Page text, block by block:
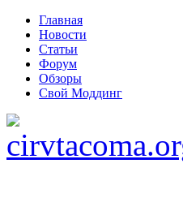
Главная
Новости
Статьи
Форум
Обзоры
Свой Моддинг